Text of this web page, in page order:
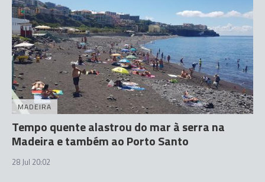
MADEIRA
Tempo quente alastrou do mar à serra na
Madeira e também ao Porto Santo
28 Jul 20:02